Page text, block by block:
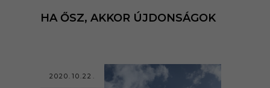
HA ŐSZ, AKKOR ÚJDONSÁGOK
2020.10.22.